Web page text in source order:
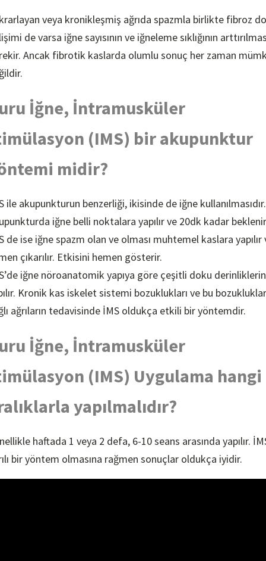
veya kronikleşmiş ağrıda spazmla birlikte fibroz
de varsa iğne sayısının ve iğneleme sıklığının
Ancak fibrotik kaslarda olumlu sonuç her zaman
İğne, İntramusküler
(IMS) bir akupunktur
midir?
ile akupunkturun benzerliği, ikisinde de iğne kullanılmasıdır.
iğne belli noktalara yapılır ve 20dk kadar
de ise iğne spazm olan ve olması muhtemel kaslara yapılır
çıkarılır. Etkisini hemen gösterir.
iğne nöroanatomik yapıya göre çeşitli doku
Kronik kas iskelet sistemi bozuklukları ve bu
ağrıların tedavisinde İMS oldukça etkili bir yöntemdir.
İğne, İntramusküler
(IMS) Uygulama hangi
yapılmalıdır?
haftada 1 veya 2 defa, 6-10 seans arasında yapılır.
bir yöntem olmasına rağmen sonuçlar oldukça iyidir.